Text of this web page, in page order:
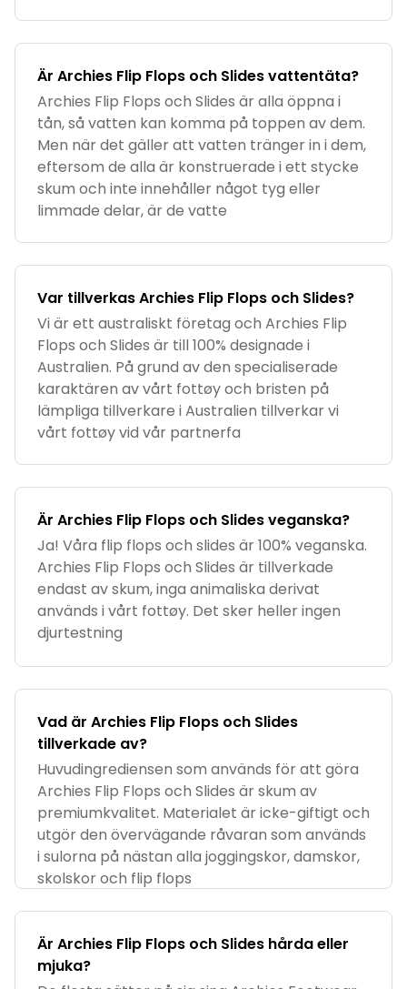
Är Archies Flip Flops och Slides vattentäta?
Archies Flip Flops och Slides är alla öppna i
tån, så vatten kan komma på toppen av dem.
Men när det gäller att vatten tränger in i dem,
eftersom de alla är konstruerade i ett stycke
skum och inte innehåller något tyg eller
limmade delar, är de vatte
Var tillverkas Archies Flip Flops och Slides?
Vi är ett australiskt företag och Archies Flip
Flops och Slides är till 100% designade i
Australien. På grund av den specialiserade
karaktären av vårt fottøy och bristen på
lämpliga tillverkare i Australien tillverkar vi
vårt fottøy vid vår partnerfa
Är Archies Flip Flops och Slides veganska?
Ja! Våra flip flops och slides är 100% veganska.
Archies Flip Flops och Slides är tillverkade
endast av skum, inga animaliska derivat
används i vårt fottøy. Det sker heller ingen
djurtestning
Vad är Archies Flip Flops och Slides
tillverkade av?
Huvudingrediensen som används för att göra
Archies Flip Flops och Slides är skum av
premiumkvalitet. Materialet är icke-giftigt och
utgör den övervägande råvaran som används
i sulorna på nästan alla joggingskor, damskor,
skolskor och flip flops
Är Archies Flip Flops och Slides hårda eller
mjuka?